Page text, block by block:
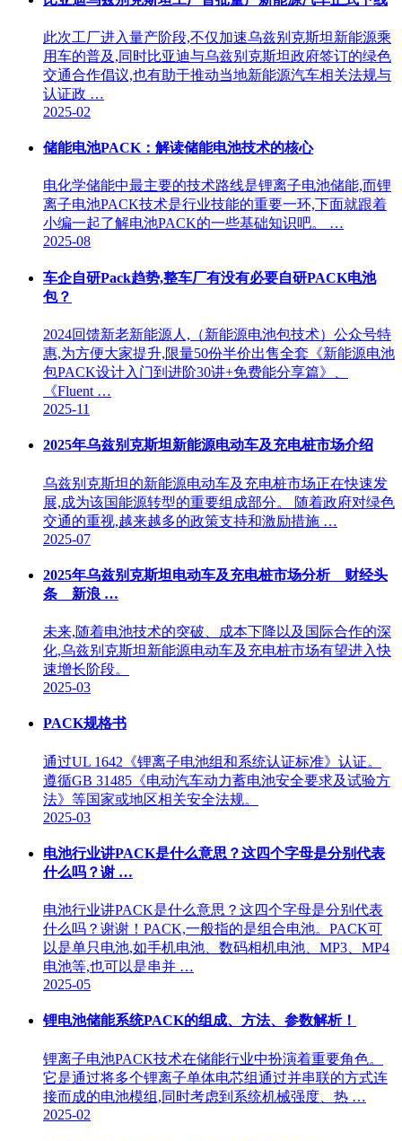
此次工厂进入量产阶段,不仅加速乌兹别克斯坦新能源乘
用车的普及,同时比亚迪与乌兹别克斯坦政府签订的绿色
交通合作倡议,也有助于推动当地新能源汽车相关法规与
认证政 …
2025-02
储能电池PACK：解读储能电池技术的核心
电化学储能中最主要的技术路线是锂离子电池储能,而锂
离子电池PACK技术是行业技能的重要一环,下面就跟着
小编一起了解电池PACK的一些基础知识吧。 …
2025-08
车企自研Pack趋势,整车厂有没有必要自研PACK电池
包？
2024回馈新老新能源人,（新能源电池包技术）公众号特
惠,为方便大家提升,限量50份半价出售全套《新能源电池
包PACK设计入门到进阶30讲+免费能分享篇》、
《Fluent …
2025-11
2025年乌兹别克斯坦新能源电动车及充电桩市场介绍
乌兹别克斯坦的新能源电动车及充电桩市场正在快速发
展,成为该国能源转型的重要组成部分。 随着政府对绿色
交通的重视,越来越多的政策支持和激励措施 …
2025-07
2025年乌兹别克斯坦电动车及充电桩市场分析__财经头
条__新浪 …
未来,随着电池技术的突破、成本下降以及国际合作的深
化,乌兹别克斯坦新能源电动车及充电桩市场有望进入快
速增长阶段。
2025-03
PACK规格书
通过UL 1642《锂离子电池组和系统认证标准》认证。
遵循GB 31485《电动汽车动力蓄电池安全要求及试验方
法》等国家或地区相关安全法规。
2025-03
电池行业讲PACK是什么意思？这四个字母是分别代表
什么吗？谢 …
电池行业讲PACK是什么意思？这四个字母是分别代表
什么吗？谢谢！PACK,一般指的是组合电池。PACK可
以是单只电池,如手机电池、数码相机电池、MP3、MP4
电池等,也可以是串并 …
2025-05
锂电池储能系统PACK的组成、方法、参数解析！
锂离子电池PACK技术在储能行业中扮演着重要角色。
它是通过将多个锂离子单体电芯组通过并串联的方式连
接而成的电池模组,同时考虑到系统机械强度、热 …
2025-02